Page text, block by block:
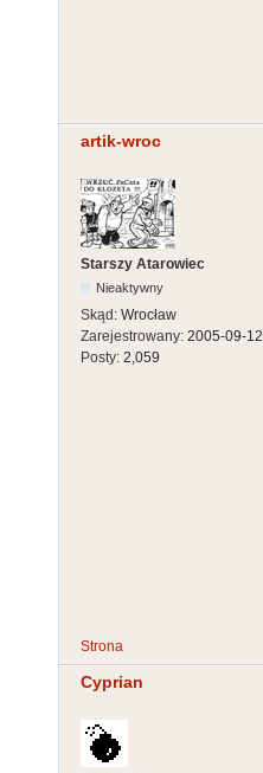
artik-wroc
Starszy Atarowiec
Nieaktywny
Skąd: Wrocław
Zarejestrowany: 2005-09-12
Posty: 2,059
Strona
Cyprian